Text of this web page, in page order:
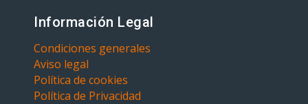
Información Legal
Condiciones generales
Aviso legal
Política de cookies
Política de Privacidad